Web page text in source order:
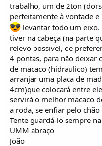
trabalho, um de 2ton
perfeitamente à vontade
levantar todo um eixo.
tiver na cabeça (na parte
relevo possivel, de
4 pontas, para não deixar
de macaco (hidraulico)
arranjar uma placa de
4cm)que colocará entre
servirá o melhor macaco
a roda, se enfiar pelo chão
Tente guardá-lo sempre
UMM abraço
João